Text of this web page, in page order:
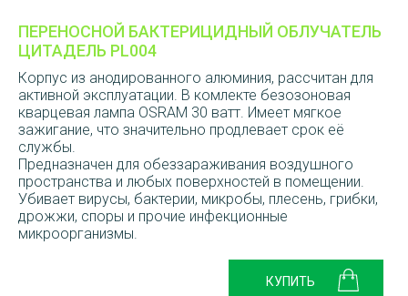
ПЕРЕНОСНОЙ БАКТЕРИЦИДНЫЙ ОБЛУЧАТЕЛЬ
ЦИТАДЕЛЬ PL004
Корпус из анодированного алюминия, рассчитан для
активной эксплуатации. В комлекте безозоновая
кварцевая лампа OSRAM 30 ватт. Имеет мягкое
зажигание, что значительно продлевает срок её
службы.
Предназначен для обеззараживания воздушного
пространства и любых поверхностей в помещении.
Убивает вирусы, бактерии, микробы, плесень, грибки,
дрожжи, споры и прочие инфекционные
микроорганизмы.